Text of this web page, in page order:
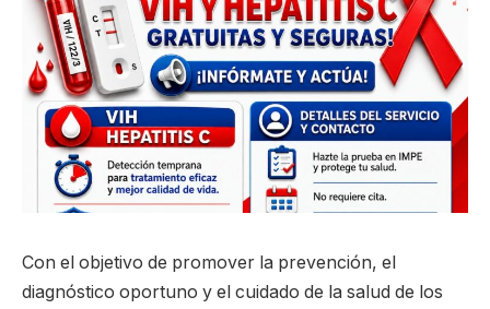
Con el objetivo de promover la prevención, el
diagnóstico oportuno y el cuidado de la salud de los